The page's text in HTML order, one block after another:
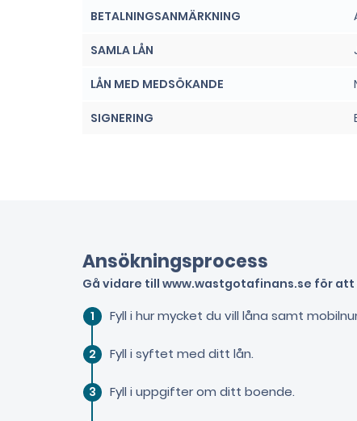
BETALNINGSANMÄRKNING
SAMLA LÅN
LÅN MED MEDSÖKANDE
SIGNERING
Ansökningsprocess
Gå vidare till www.wastgotafinans.se för
Fyll i hur mycket du vill låna samt
Fyll i syftet med ditt lån.
Fyll i uppgifter om ditt boende.